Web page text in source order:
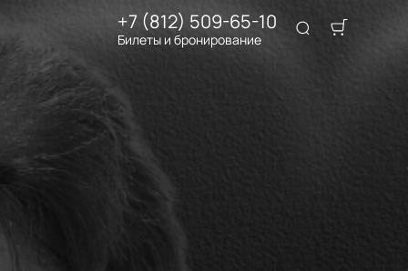
+7 (812) 509-65-10
Билеты и бронирование